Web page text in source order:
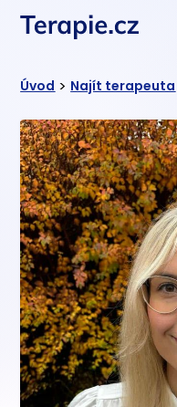
Úvod > Najít terapeuta